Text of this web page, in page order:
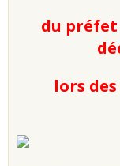
du
lors